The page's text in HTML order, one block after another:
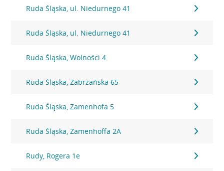
Ruda Śląska, ul. Niedurnego 41
Ruda Śląska, ul. Niedurnego 41
Ruda Śląska, Wolności 4
Ruda Śląska, Zabrzańska 65
Ruda Śląska, Zamenhofa 5
Ruda Śląska, Zamenhoffa 2A
Rudy, Rogera 1e